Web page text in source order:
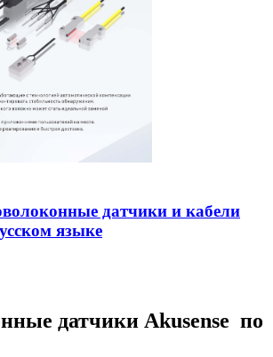
датчики и кабели
языке
датчики Akusense по